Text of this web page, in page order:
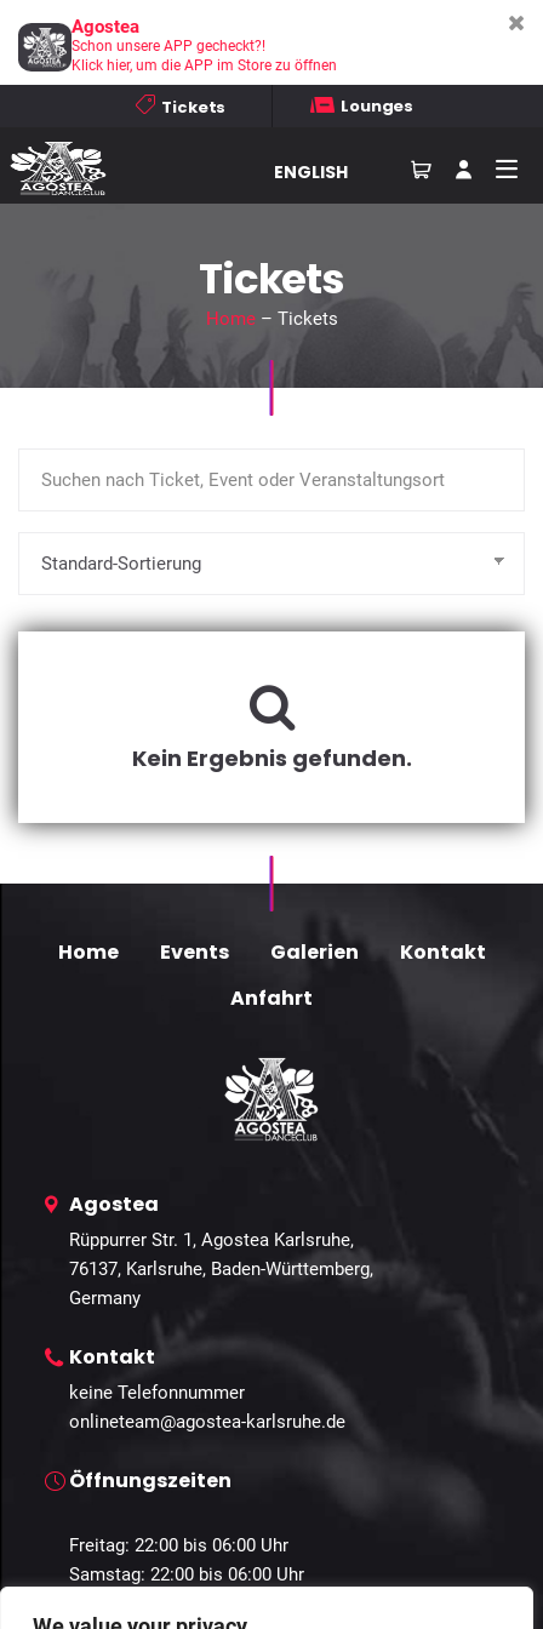
Tickets Lounges
ENGLISH
Tickets
Home– Tickets
Kein Ergebnis gefunden.
Home Events Galerien
Kontakt
Anfahrt
Agostea
Rüppurrer Str. 1, Agostea Karlsruhe,
76137, Karlsruhe, Baden-Württemberg,
Germany
Kontakt
keine Telefonnummer
onlineteam@agostea-karlsruhe.de
Öffnungszeiten
Freitag: 22:00 bis 06:00 Uhr
Samstag: 22:00 bis 06:00 Uhr
Agostea
Schon unsere APP gecheckt?!
Klick hier, um die APP im Store zu öffnen